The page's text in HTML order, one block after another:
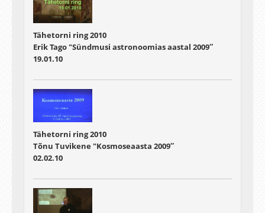
Tähetorni ring 2010
Erik Tago "Sündmusi astronoomias aastal 2009″
19.01.10
Tähetorni ring 2010
Tõnu Tuvikene "Kosmoseaasta 2009″
02.02.10